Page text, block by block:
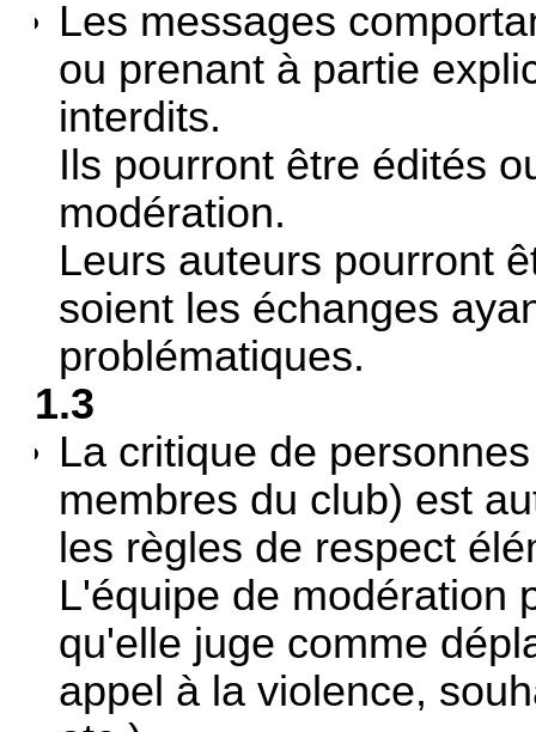
Les messages
ou prenant à partie
interdits.
Ils pourront être édités
modération.
Leurs auteurs pourront
soient les échanges
problématiques.
1.3
La critique de
membres du club) est
les règles de respect
L'équipe de modération
qu'elle juge comme
appel à la violence,